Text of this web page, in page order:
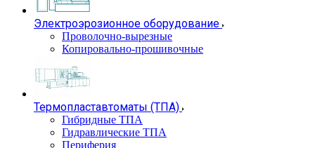
Электроэрозионное оборудование
Проволочно-вырезные
Копировально-прошивочные
Термопластавтоматы (ТПА)
Гибридные ТПА
Гидравлические ТПА
Периферия